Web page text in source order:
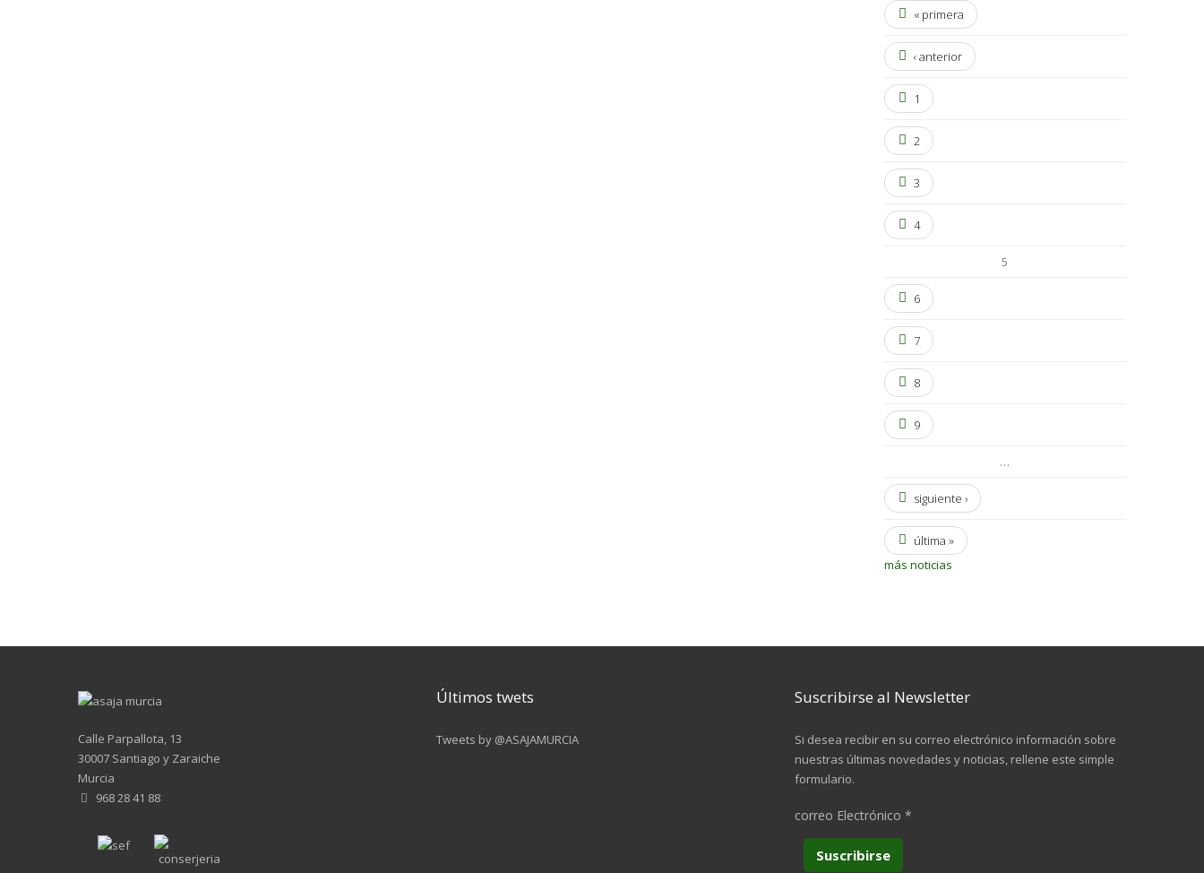
« primera
‹ anterior
1
2
3
4
5
6
7
8
9
…
siguiente ›
última »
más noticias
Calle Parpallota, 13
30007 Santiago y Zaraiche
Murcia
968 28 41 88
Últimos twets
Tweets by @ASAJAMURCIA
Suscribirse al Newsletter
Si desea recibir en su correo electrónico información sobre
nuestras últimas novedades y noticias, rellene este simple
formulario.
correo Electrónico *